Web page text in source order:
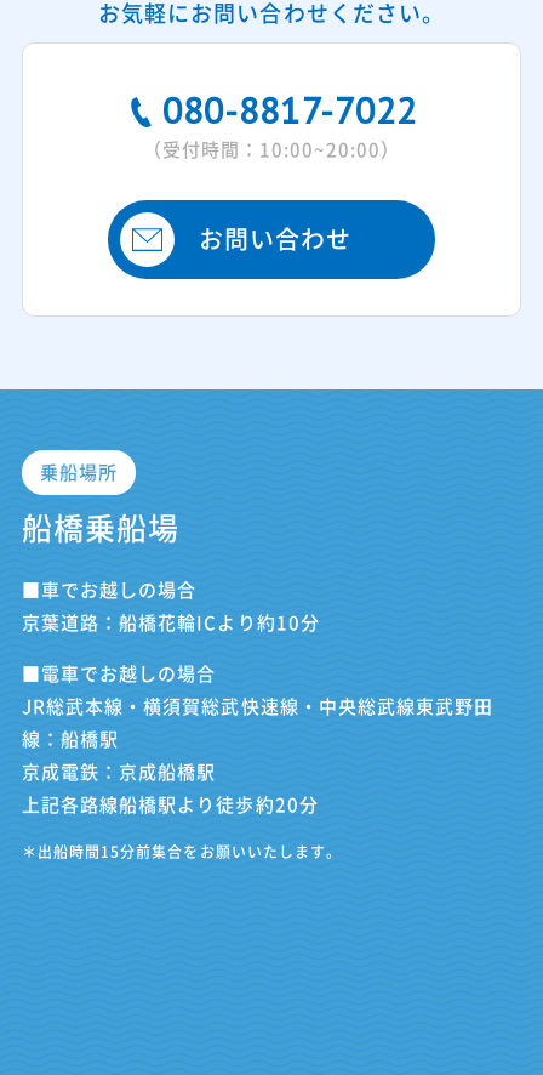
お気軽にお問い合わせください。
080-8817-7022
（受付時間：10:00~20:00）
お問い合わせ
乗船場所
船橋乗船場
■車でお越しの場合
京葉道路：船橋花輪ICより約10分
■電車でお越しの場合
JR総武本線・横須賀総武快速線・中央総武線東武野田
線：船橋駅
京成電鉄：京成船橋駅
上記各路線船橋駅より徒歩約20分
＊出船時間15分前集合をお願いいたします。